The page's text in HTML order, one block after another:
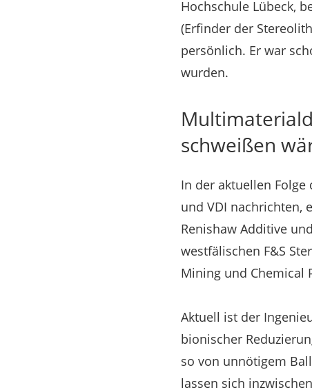
Hochschule Lübeck,
(Erfinder der
persönlich. Er war
wurden.
schweißen
In der aktuellen Folge
und VDI nachrichten,
Renishaw Additive
westfälischen F&S
Mining und Chemical
Aktuell ist der
bionischer
so von unnötigem
lassen sich